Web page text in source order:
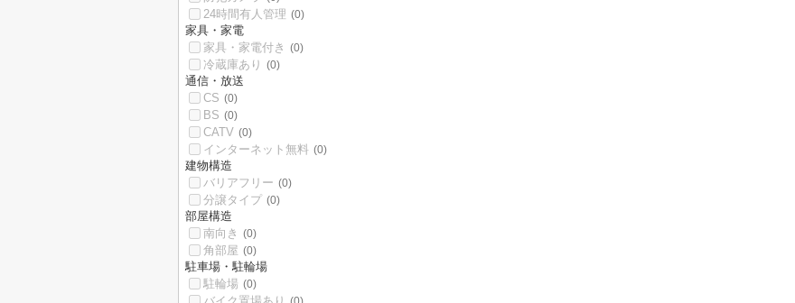
24時間有人管理 (0)
家具・家電
家具・家電付き
(0)
冷蔵庫あり (0)
通信・放送
CS (0)
BS (0)
CATV (0)
インターネット無料 (0)
建物構造
バリアフリー (0)
分譲タイプ (0)
部屋構造
南向き
(0)
角部屋 (0)
駐車場・駐輪場
駐輪場 (0)